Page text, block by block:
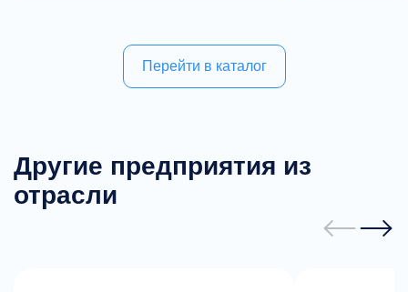
Перейти в каталог
Другие предприятия из
отрасли